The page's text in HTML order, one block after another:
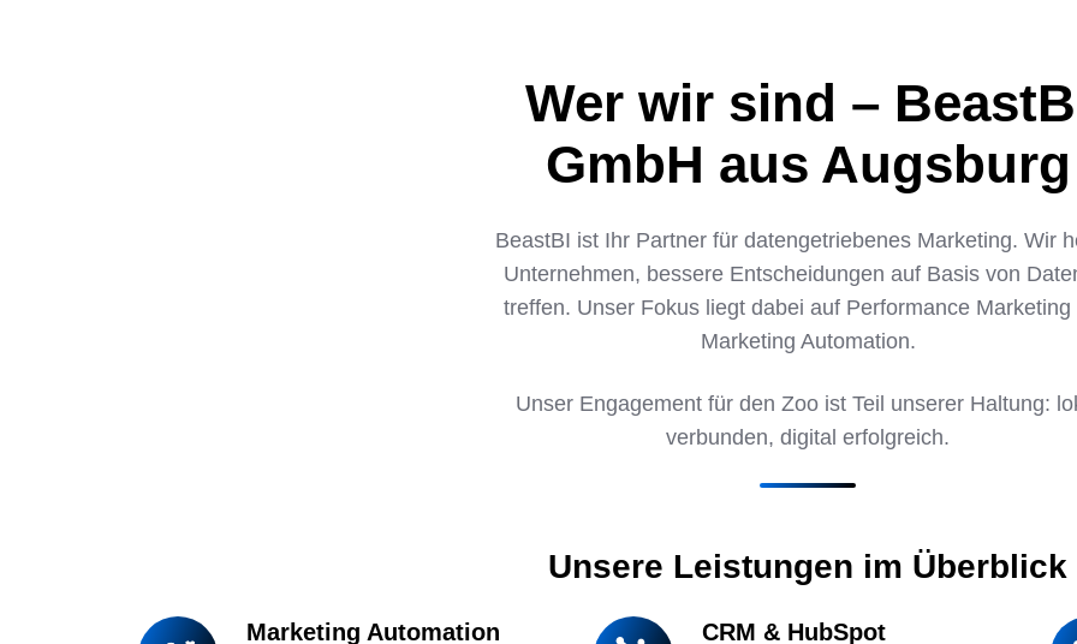
Wer wir sind –
GmbH aus Augsburg
BeastBI ist Ihr Partner für datengetriebenes Marketing. Wir
Unternehmen, bessere Entscheidungen auf Basis von
treffen. Unser Fokus liegt dabei auf Performance Marketing
Marketing Automation.
Unser Engagement für den Zoo ist Teil unserer Haltung:
verbunden, digital erfolgreich.
Unsere Leistungen im Überblick
Marketing Automation
Marketing
CRM & HubSpot
CRM
E-